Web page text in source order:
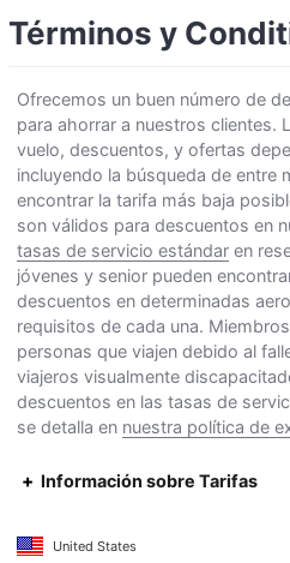
Términos y
Ofrecemos un buen número de
para ahorrar a nuestros clientes.
vuelo, descuentos, y ofertas
incluyendo la búsqueda de entre
encontrar la tarifa más baja
son válidos para descuentos en
tasas de servicio estándar en
jóvenes y senior pueden
descuentos en determinadas
requisitos de cada una.
personas que viajen debido al
viajeros visualmente
descuentos en las tasas de
se detalla en nuestra política de
Información sobre Tarifas
United States